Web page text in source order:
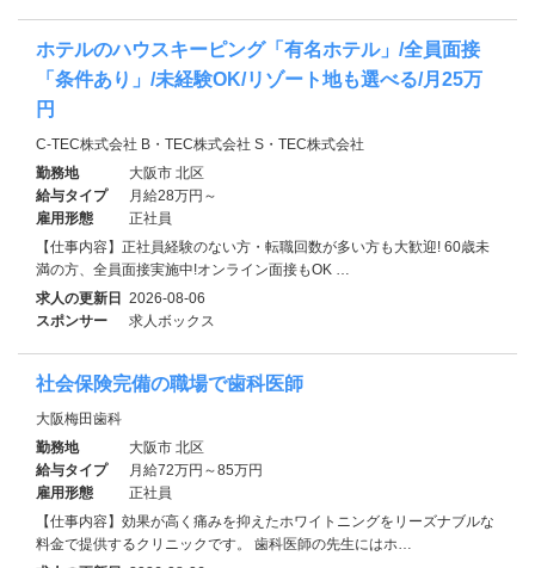
ホテルのハウスキーピング「有名ホテル」/全員面接
「条件あり」/未経験OK/リゾート地も選べる/月25万
円
C-TEC株式会社 B・TEC株式会社 S・TEC株式会社
勤務地
大阪市 北区
給与タイプ
月給28万円～
雇用形態
正社員
【仕事内容】正社員経験のない方・転職回数が多い方も大歓迎! 60歳未
満の方、全員面接実施中!オンライン面接もOK …
求人の更新日 2026-08-06
スポンサー
求人ボックス
社会保険完備の職場で歯科医師
大阪梅田歯科
勤務地
大阪市 北区
給与タイプ
月給72万円～85万円
雇用形態
正社員
【仕事内容】効果が高く痛みを抑えたホワイトニングをリーズナブルな
料金で提供するクリニックです。 歯科医師の先生にはホ…